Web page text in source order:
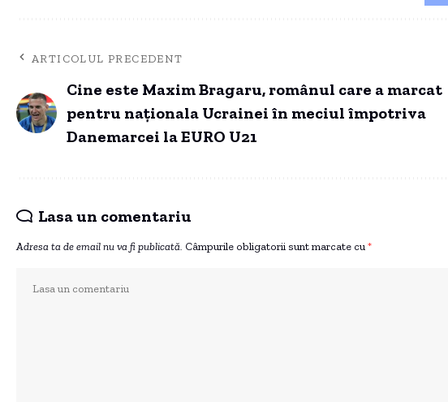
ARTICOLUL PRECEDENT
Cine este Maxim Bragaru, românul care a marcat
pentru naționala Ucrainei în meciul împotriva
Danemarcei la EURO U21
Lasa un comentariu
Adresa ta de email nu va fi publicată. Câmpurile obligatorii sunt marcate cu *